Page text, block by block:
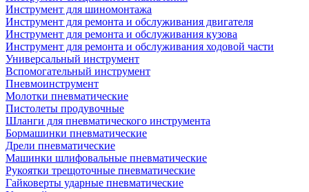
Инструмент для шиномонтажа
Инструмент для ремонта и обслуживания двигателя
Инструмент для ремонта и обслуживания кузова
Инструмент для ремонта и обслуживания ходовой части
Универсальный инструмент
Вспомогательный инструмент
Пневмоинструмент
Молотки пневматические
Пистолеты продувочные
Шланги для пневматического инструмента
Бормашинки пневматические
Дрели пневматические
Машинки шлифовальные пневматические
Рукоятки трещоточные пневматические
Гайковерты ударные пневматические